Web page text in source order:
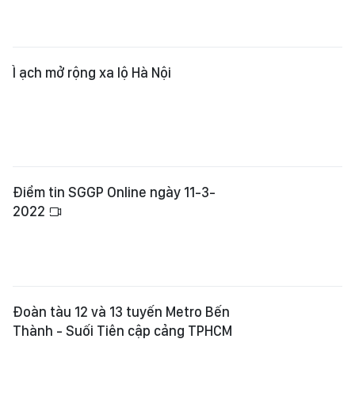
Ì ạch mở rộng xa lộ Hà Nội
Điểm tin SGGP Online ngày 11-3-
2022
Đoàn tàu 12 và 13 tuyến Metro Bến
Thành - Suối Tiên cập cảng TPHCM